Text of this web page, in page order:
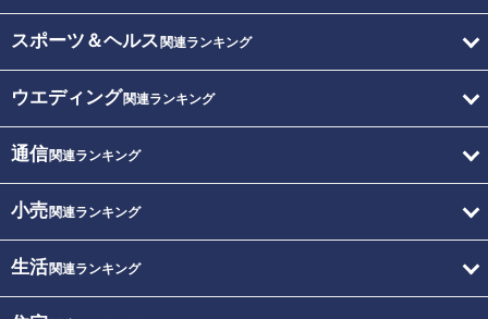
スポーツ＆ヘルス 関連ランキング
ウエディング関連ランキング
通信関連ランキング
小売関連ランキング
生活関連ランキング